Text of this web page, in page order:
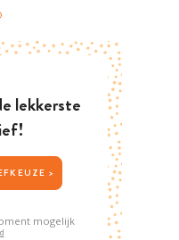
lekkerste
JOUW NIEUWSBRIEFKEUZE >
mogelijk